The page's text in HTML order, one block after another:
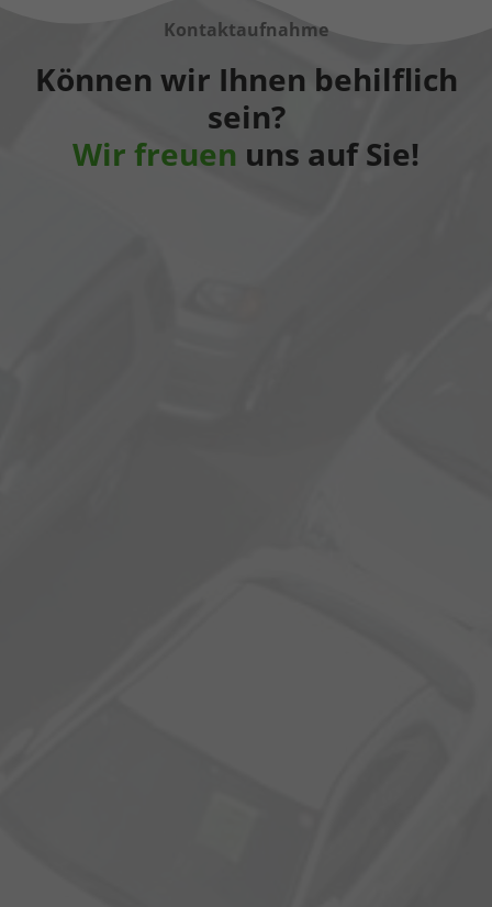
Kontaktaufnahme
Können wir Ihnen behilflich
sein?
Wir freuen uns auf Sie!